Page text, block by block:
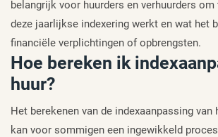
belangrijk voor huurders en verhuurders
deze jaarlijkse indexering werkt en wat het
financiële verplichtingen of opbrengsten.
Hoe bereken ik
huur?
Het berekenen van de indexaanpassing van
kan voor sommigen een ingewikkeld